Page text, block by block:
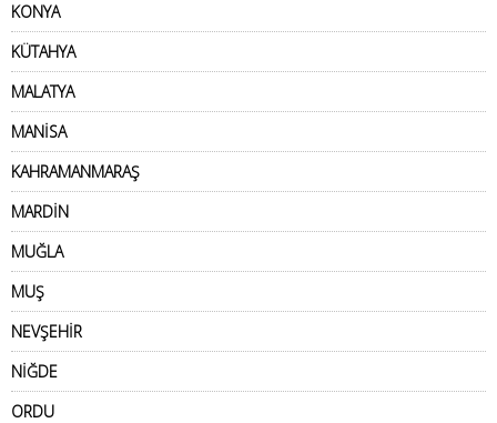
KONYA
KÜTAHYA
MALATYA
MANİSA
KAHRAMANMARAŞ
MARDİN
MUĞLA
MUŞ
NEVŞEHİR
NİĞDE
ORDU